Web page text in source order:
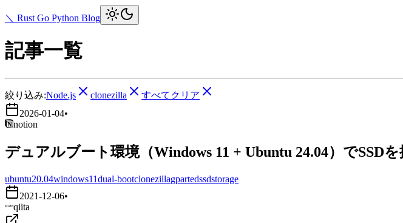
＼ Rust Go Python Blog
記事一覧
絞り込み:Node.js clonezilla
すべてクリア
2026-01-04•
notion
デュアルブート環境（Windows 11 + Ubuntu 24.04）でSSD
ubuntu20.04windows11dual-bootclonezillagpartedssdstorage
2021-12-06•
qiita